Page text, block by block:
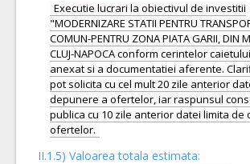
Executie lucrari la obiectivul de investitii
"MODERNIZARE STATII PENTRU
COMUN-PENTRU ZONA PIATA GARII, DIN
CLUJ-NAPOCA conform cerintelor
anexat si a documentatiei aferente.
pot solicita cu cel mult 20 zile anterior
depunere a ofertelor, iar raspunsul
publica cu 10 zile anterior datei limita de
ofertelor.
II.1.5) Valoarea totala estimata: